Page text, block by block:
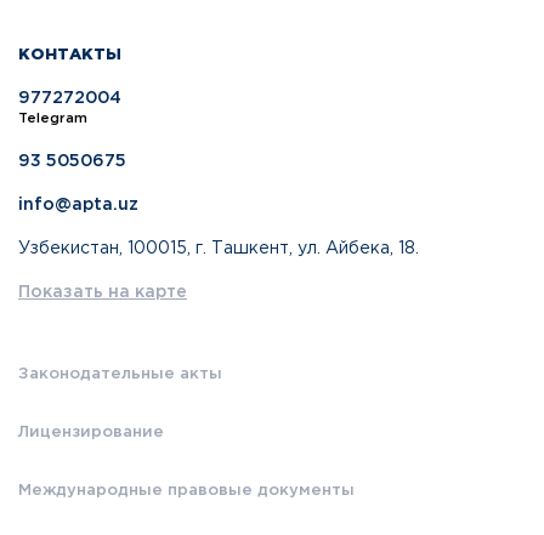
КОНТАКТЫ
977272004
Telegram
93 5050675
info@apta.uz
Узбекистан, 100015, г. Ташкент, ул. Айбека, 18.
Показать на карте
Законодательные акты
Лицензирование
Международные правовые документы